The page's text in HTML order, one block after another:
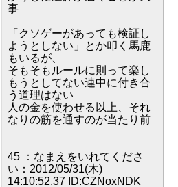
事
「クソゲーがあっても検証し
ようとしない」とか叩く馬鹿
もいるが、
そもそもルールに則って楽し
もうとしてない連中に付き合
う道理はない
人の金を使わせる以上、それ
なりの筋を通すのが当たり前
45 ：なまえをいれてくださ
い：2012/05/31(木)
14:10:52.37 ID:CZNoxNDK